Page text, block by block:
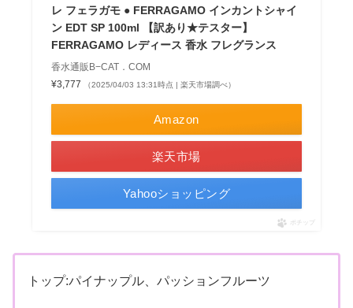
レ フェラガモ ● FERRAGAMO インカントシャイ
ン EDT SP 100ml 【訳あり★テスター】
FERRAGAMO レディース 香水 フレグランス
香水通販B−CAT．COM
¥3,777
（2025/04/03 13:31時点 | 楽天市場調べ）
Amazon
楽天市場
Yahooショッピング
ポチップ
トップ:パイナップル、パッションフルーツ